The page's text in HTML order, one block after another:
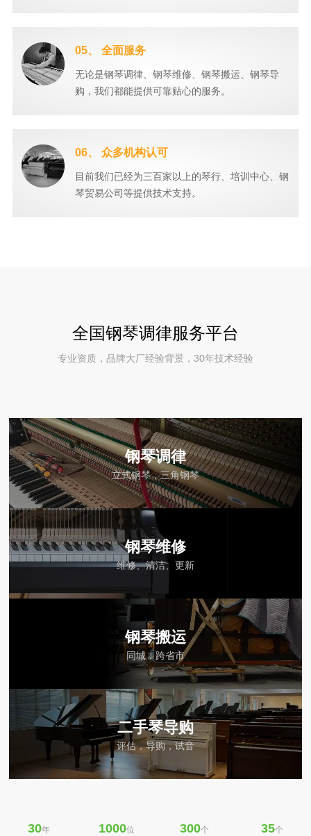
05、 全面服务
无论是钢琴调律、钢琴维修、钢琴搬运、钢琴导
购，我们都能提供可靠贴心的服务。
06、 众多机构认可
目前我们已经为三百家以上的琴行、培训中心、钢
琴贸易公司等提供技术支持。
全国钢琴调律服务平台
专业资质，品牌大厂经验背景，30年技术经验
钢琴调律
立式钢琴，三角钢琴
钢琴维修
维修、清洁、更新
钢琴搬运
同城，跨省市
二手琴导购
评估，导购，试音
30年 1000位 300个 35个